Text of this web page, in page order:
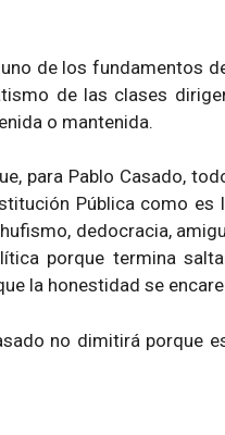
de los fundamentos
de las clases
o mantenida.
para Pablo Casado,
Pública como
dedocracia,
porque termina
la honestidad se
no dimitirá porque